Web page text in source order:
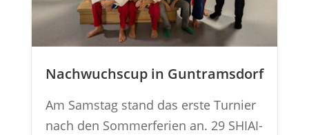
Nachwuchscup in Guntramsdorf
Am Samstag stand das erste Turnier
nach den Sommerferien an. 29 SHIAI-